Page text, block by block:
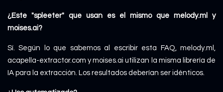
¿Este "spleeter" que usan es el mismo que melody.ml y
moises.ai?
Sí. Según lo que sabemos al escribir esta FAQ, melody.ml,
acapella-extractor.com y moises.ai utilizan la misma librería de
IA para la extracción. Los resultados deberían ser idénticos.